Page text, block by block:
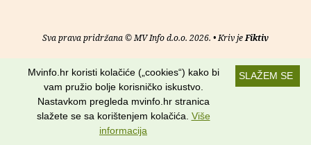
Sva prava pridržana © MV Info d.o.o. 2026. • Kriv jeFiktiv
RSS kanali
Potraži nas na:
SLAŽEM SE
Mvinfo.hr koristi kolačiće („cookies“) kako bi
vam pružio bolje korisničko iskustvo.
Nastavkom pregleda mvinfo.hr stranica
slažete se sa korištenjem kolačića. Više
informacija